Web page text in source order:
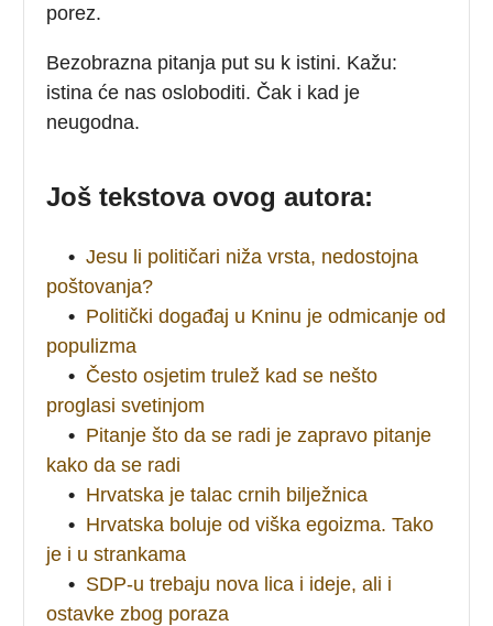
porez.
Bezobrazna pitanja put su k istini. Kažu:
istina će nas osloboditi. Čak i kad je
neugodna.
Još tekstova ovog autora:
• Jesu li političari niža vrsta, nedostojna
poštovanja?
• Politički događaj u Kninu je odmicanje od
populizma
• Često osjetim trulež kad se nešto
proglasi svetinjom
• Pitanje što da se radi je zapravo pitanje
kako da se radi
• Hrvatska je talac crnih bilježnica
• Hrvatska boluje od viška egoizma. Tako
je i u strankama
• SDP-u trebaju nova lica i ideje, ali i
ostavke zbog poraza